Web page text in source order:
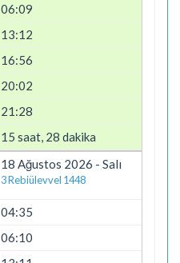
06:09
13:12
16:56
20:02
21:28
15 saat, 28 dakika
18 Ağustos 2026 - Salı
3 Rebiülevvel 1448
04:35
06:10